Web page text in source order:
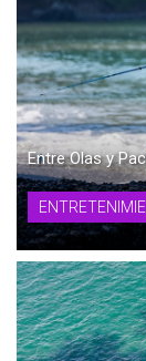
Entre Olas y